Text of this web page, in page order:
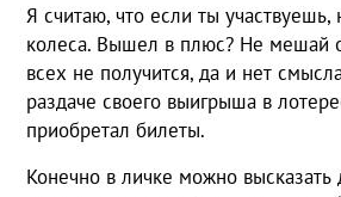
Я считаю, что если ты участвуешь,
колеса. Вышел в плюс? Не мешай
всех не получится, да и нет
раздаче своего выигрыша в
приобретал билеты.
Конечно в личке можно высказать